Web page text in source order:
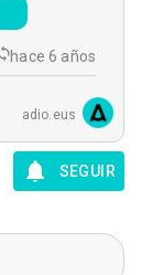
hace 6 años
adio.eus
SEGUIR